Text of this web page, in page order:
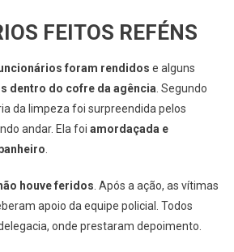
FEITOS REFÉNS
foram rendidos e alguns
dentro do cofre da agência . Segundo
da limpeza foi surpreendida pelos
andar. Ela foi amordaçada e
houve feridos . Após a ação, as vítimas
apoio da equipe policial. Todos
onde prestaram depoimento.